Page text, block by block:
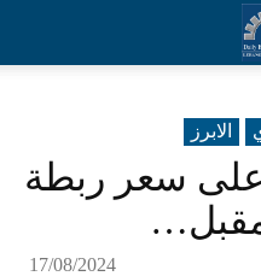
الابرز
ليرة على سعر ربطة
17/08/2024